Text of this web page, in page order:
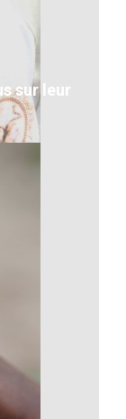
sur leur